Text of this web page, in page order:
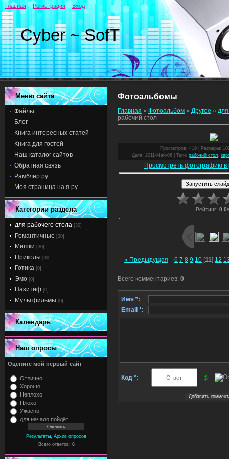
Cyber ~ SofT
Главная Регистрация Вход
Меню сайта
Файлы
Блог
Книга интересных статей
Книга для гостей
Наш каталог сайтов
Обратная связь
Рамблер ру
Моя страница на я.ру
Категории раздела
для рабочего стола [30]
Романтичные [30]
Мишки [30]
Приколы [30]
Готика [0]
Эмо [0]
Пазитиф [0]
Мультфильмы [0]
Календарь
Наш опросы
Оцените мой первый сайт
Отлично
Хорошо
Неплохо
Плохо
Ужасно
для начало пойдёт
Результаты Архив опросов
Всего ответов: 6
Фотоальбомы
Главная » Фотоальбом » Другое »
рабочий стол
Просмотров: 419 | Размеры:
Дата: 2011-Май-06 | Теги: рабочий стол
Просмотреть фотографию в
Рейтинг: 0.0/
« Предыдущая | 6 7 8 9 10 [11] 12
Всего комментариев: 0
Имя *:
Email *:
Код *: